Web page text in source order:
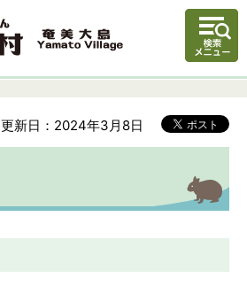
更新日：2024年3月8日